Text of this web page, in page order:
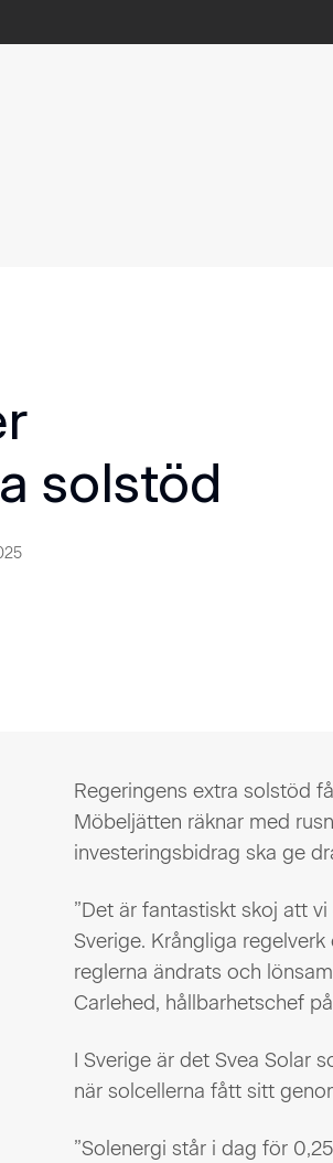
solstöd
Regeringens extra solstöd
Möbeljätten räknar med
investeringsbidrag ska ge
”Det är fantastiskt skoj att
Sverige. Krångliga
reglerna ändrats och
Carlehed, hållbarhetschef
I Sverige är det Svea Solar
när solcellerna fått sitt
”Solenergi står i dag för